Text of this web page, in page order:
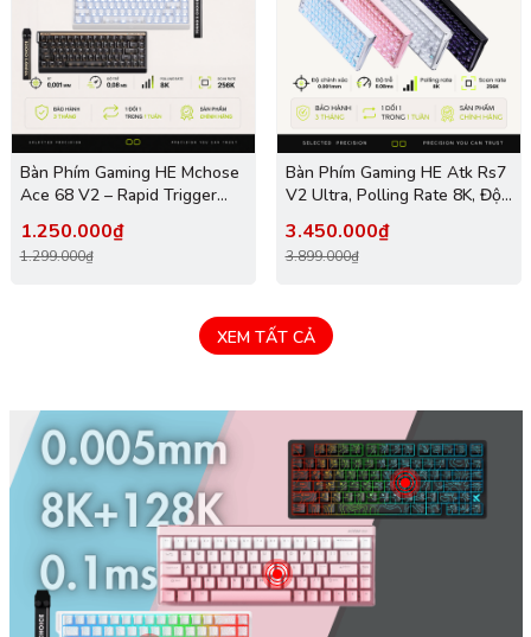
Bàn Phím Gaming HE Mchose
Ace 68 V2 – Rapid Trigger
0.001mm, Delay 0.08ms, RT
Smart, Polling Rate 8K - Scan
Rate 256k, Chip Flagship
1.250.000₫
1.299.000₫
Bàn Phím Gaming HE Atk Rs7
V2 Ultra, Polling Rate 8K, Độ
Chính Xác 0.001mm, Scan
Rate 256K, Độ Trễ 0.08ms,
RGB 16.8 triệu màu
3.450.000₫
3.899.000₫
XEM TẤT CẢ